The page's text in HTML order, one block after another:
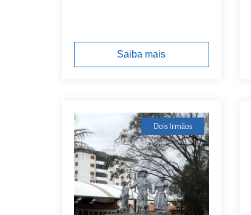
Saiba mais
Dois Irmãos